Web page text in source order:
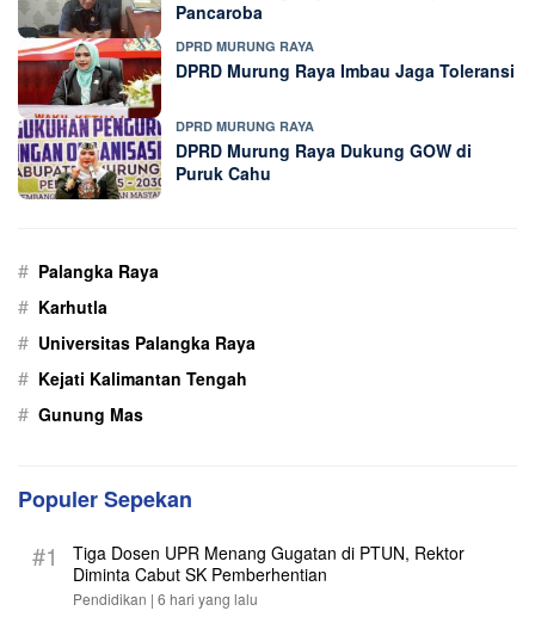
Pancaroba
DPRD MURUNG RAYA
DPRD Murung Raya Imbau Jaga Toleransi
DPRD MURUNG RAYA
DPRD Murung Raya Dukung GOW di
Puruk Cahu
# Palangka Raya
# Karhutla
# Universitas Palangka Raya
# Kejati Kalimantan Tengah
# Gunung Mas
Populer Sepekan
#1
Tiga Dosen UPR Menang Gugatan di PTUN, Rektor
Diminta Cabut SK Pemberhentian
Pendidikan | 6 hari yang lalu